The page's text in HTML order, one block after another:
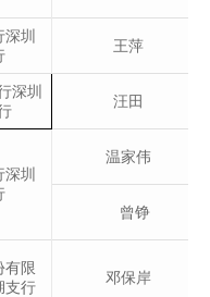
圳
王萍
深圳
汪田
圳
温家伟
曾铮
有限
支行
邓保岸